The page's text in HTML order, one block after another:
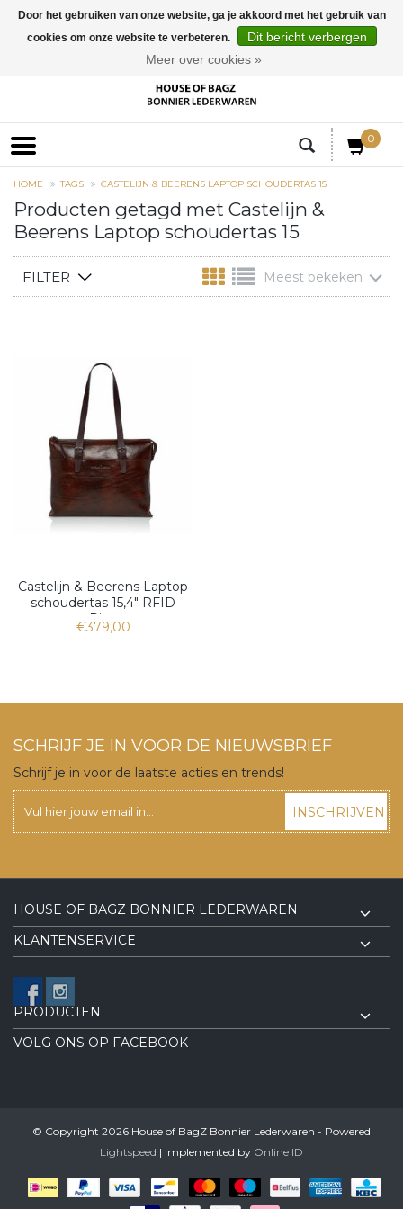
0
HOME TAGS CASTELIJN & BEERENS LAPTOP SCHOUDERTAS 15
Producten getagd met Castelijn &
Beerens Laptop schoudertas 15
FILTER Meest bekeken
Castelijn & Beerens Laptop
schoudertas 15,4" RFID
Rien
€379,00
SCHRIJF JE IN VOOR DE NIEUWSBRIEF
Schrijf je in voor de laatste acties en trends!
INSCHRIJVEN
HOUSE OF BAGZ BONNIER LEDERWAREN
KLANTENSERVICE
PRODUCTEN
VOLG ONS OP FACEBOOK
© Copyright 2026 House of BagZ Bonnier Lederwaren - Powered
Lightspeed | Implemented by Online ID
Door het gebruiken van onze website, ga je akkoord met het gebruik van
cookies om onze website te verbeteren.
Dit bericht verbergen
Meer over cookies »